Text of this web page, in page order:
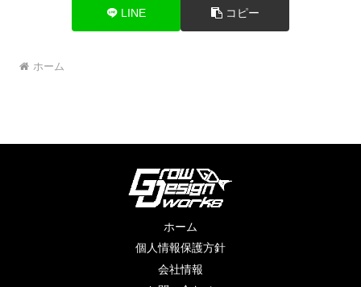
LINE コピー
ホーム
ホーム
個人情報保護方針
会社情報